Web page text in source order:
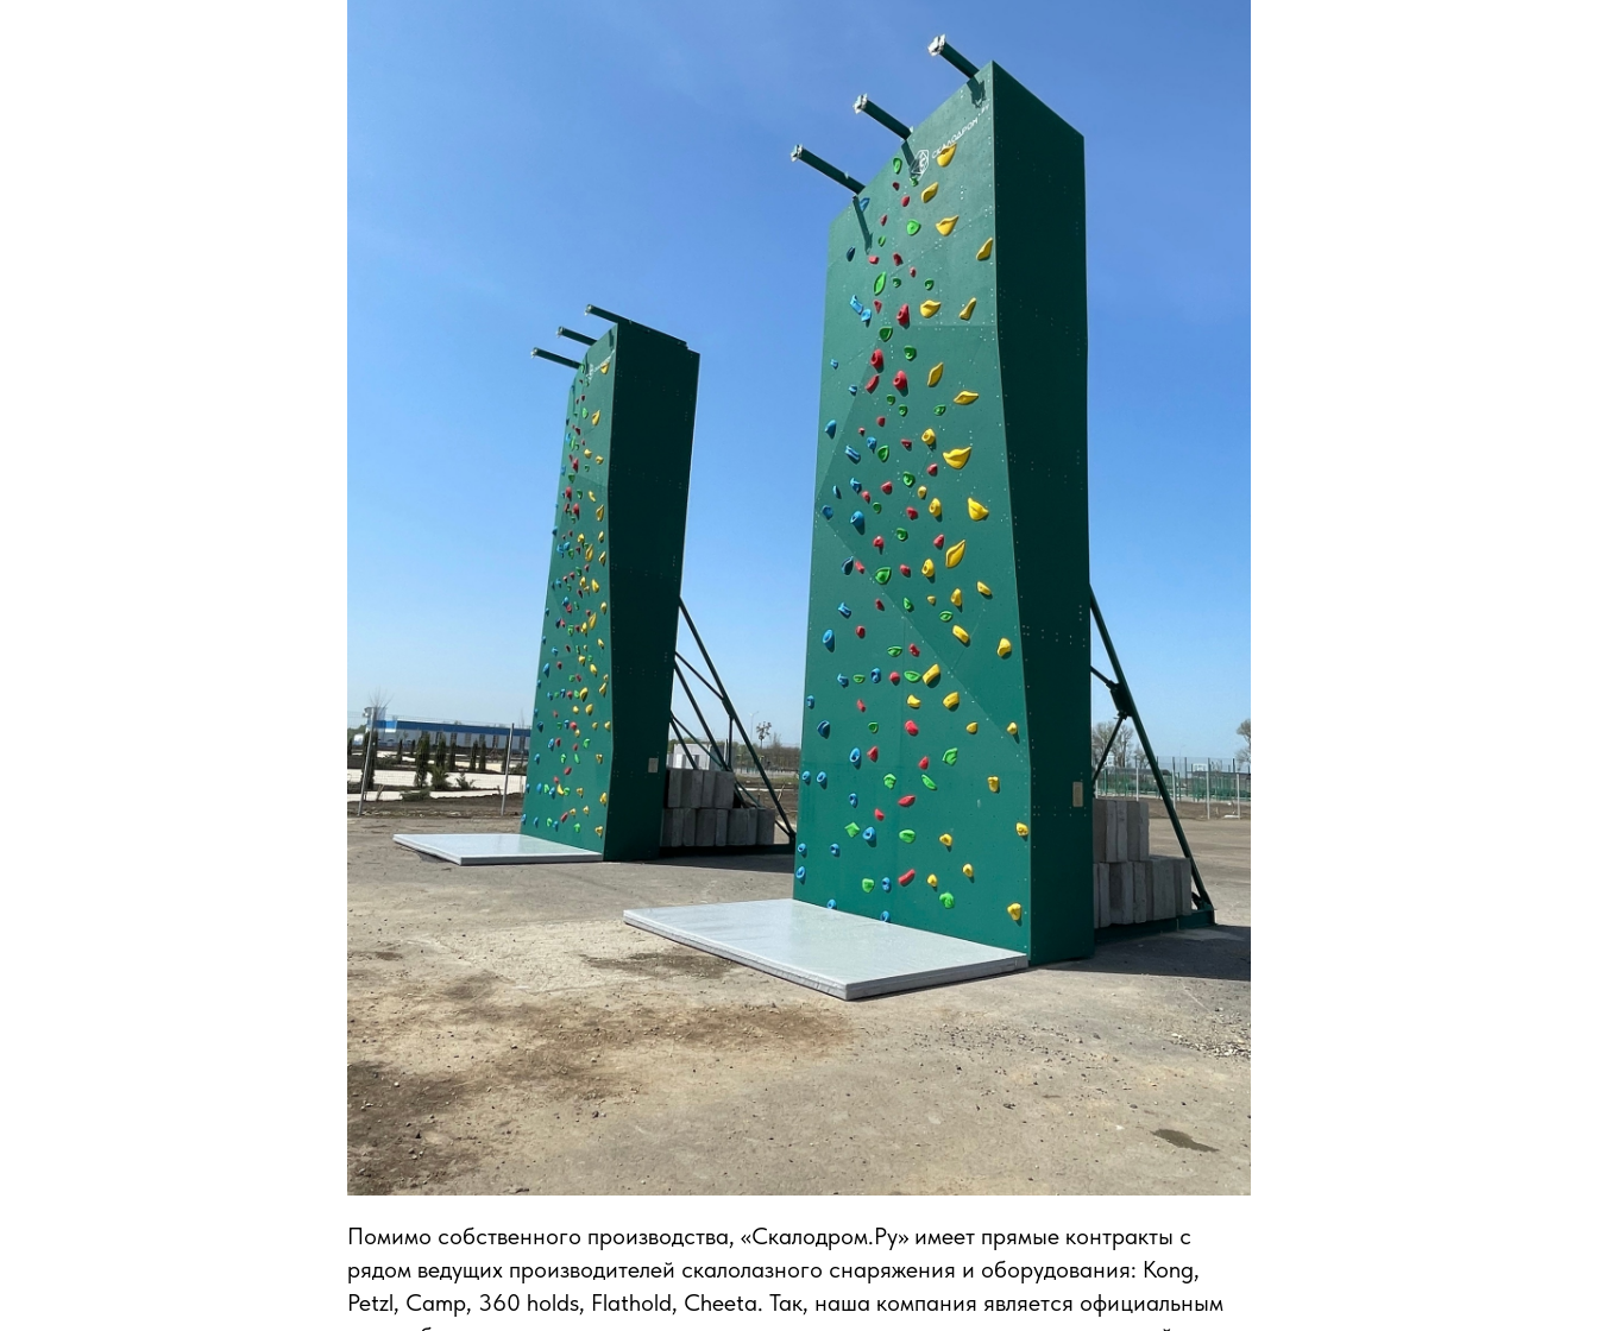
Помимо собственного производства, «Скалодром.Ру» имеет прямые контракты с
рядом ведущих производителей скалолазного снаряжения и оборудования: Kong,
Petzl, Camp, 360 holds, Flathold, Cheeta. Так, наша компания является официальным